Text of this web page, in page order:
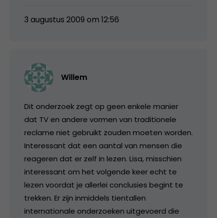
3 augustus 2009 om 12:56
Willem
Dit onderzoek zegt op geen enkele manier
dat TV en andere vormen van traditionele
reclame niet gebruikt zouden moeten worden.
Interessant dat een aantal van mensen die
reageren dat er zelf in lezen. Lisa, misschien
interessant om het volgende keer echt te
lezen voordat je allerlei conclusies begint te
trekken. Er zijn inmiddels tientallen
internationale onderzoeken uitgevoerd die